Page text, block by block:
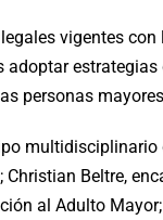
vigentes
personas
multidisciplinario
Beltre,
al Adulto